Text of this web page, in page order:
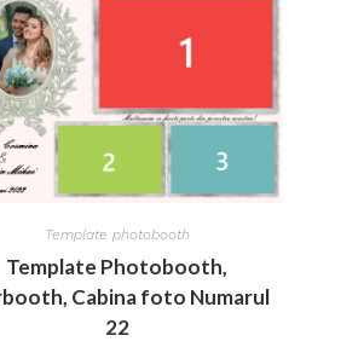
Template photobooth
Template Photobooth,
Cabina foto Numarul
22